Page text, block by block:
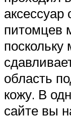
питомцев
поскольку
область
кожу. В
сайте вы